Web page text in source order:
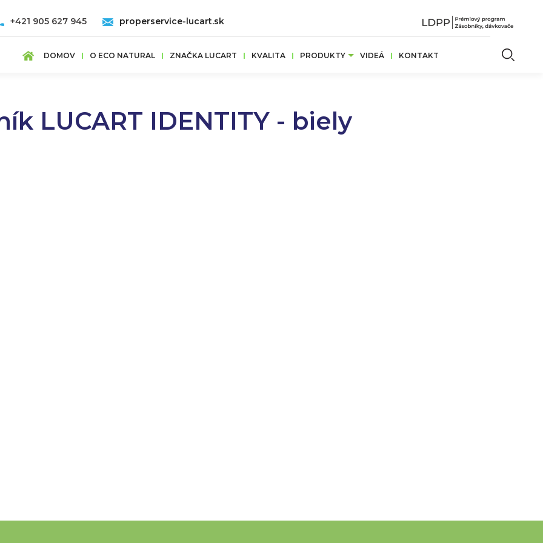
DOMOV O ECO NATURAL ZNAČKA LUCART KVALITA PRODUKTY VIDEÁ KONTAKT
+421 905 627 945 properservice-lucart.sk
LUCART IDENTITY - biely